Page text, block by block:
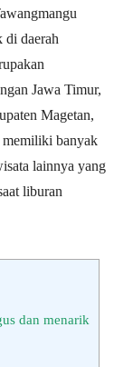
di daerah
Jawa Timur,
Magetan,
memiliki banyak
lainnya yang
liburan
dan menarik